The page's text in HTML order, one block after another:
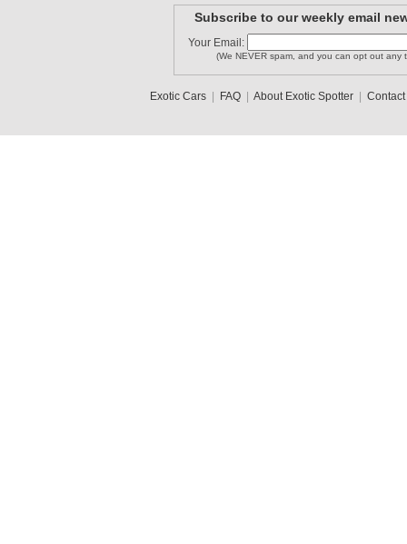
Subscribe to our weekly email
Your Email:
(We NEVER spam, and you can opt out any
Exotic Cars| FAQ| About Exotic Spotter| Contact